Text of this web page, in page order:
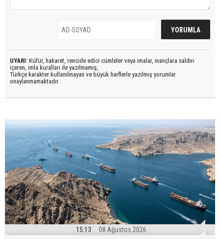
UYARI: Küfür, hakaret, rencide edici cümleler veya imalar, inançlara saldırı
içeren, imla kuralları ile yazılmamış,
Türkçe karakter kullanılmayan ve büyük harflerle yazılmış yorumlar
onaylanmamaktadır.
15:13 08 Ağustos 2026